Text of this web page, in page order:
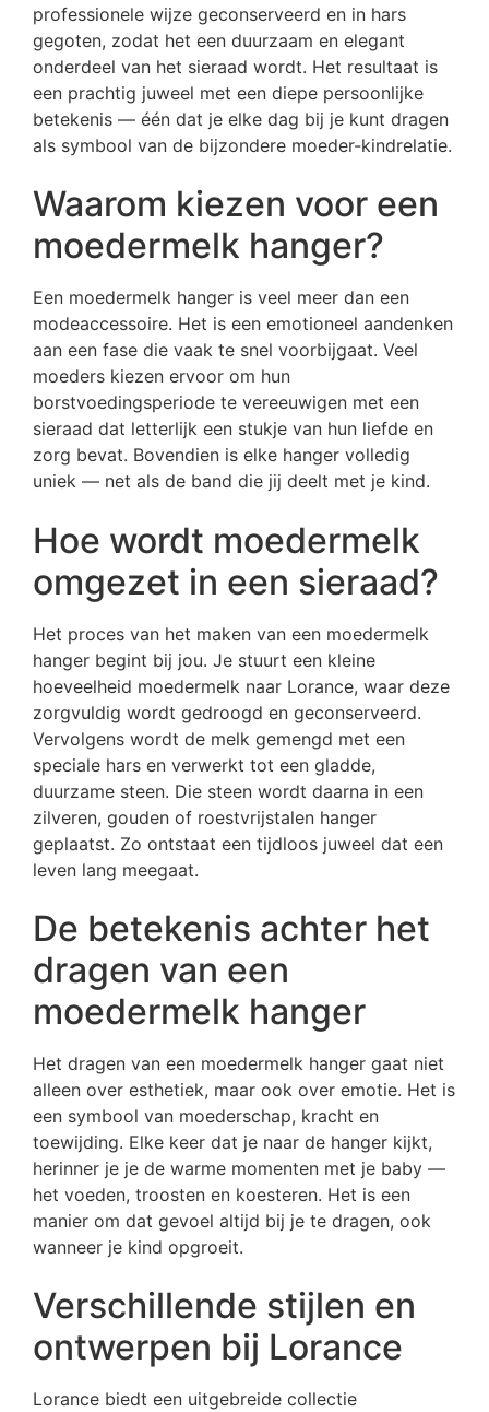
professionele wijze geconserveerd en in hars
gegoten, zodat het een duurzaam en elegant
onderdeel van het sieraad wordt. Het resultaat is
een prachtig juweel met een diepe persoonlijke
betekenis — één dat je elke dag bij je kunt dragen
als symbool van de bijzondere moeder-kindrelatie.
Waarom kiezen voor een
moedermelk hanger?
Een moedermelk hanger is veel meer dan een
modeaccessoire. Het is een emotioneel aandenken
aan een fase die vaak te snel voorbijgaat. Veel
moeders kiezen ervoor om hun
borstvoedingsperiode te vereeuwigen met een
sieraad dat letterlijk een stukje van hun liefde en
zorg bevat. Bovendien is elke hanger volledig
uniek — net als de band die jij deelt met je kind.
Hoe wordt moedermelk
omgezet in een sieraad?
Het proces van het maken van een moedermelk
hanger begint bij jou. Je stuurt een kleine
hoeveelheid moedermelk naar Lorance, waar deze
zorgvuldig wordt gedroogd en geconserveerd.
Vervolgens wordt de melk gemengd met een
speciale hars en verwerkt tot een gladde,
duurzame steen. Die steen wordt daarna in een
zilveren, gouden of roestvrijstalen hanger
geplaatst. Zo ontstaat een tijdloos juweel dat een
leven lang meegaat.
De betekenis achter het
dragen van een
moedermelk hanger
Het dragen van een moedermelk hanger gaat niet
alleen over esthetiek, maar ook over emotie. Het is
een symbool van moederschap, kracht en
toewijding. Elke keer dat je naar de hanger kijkt,
herinner je je de warme momenten met je baby —
het voeden, troosten en koesteren. Het is een
manier om dat gevoel altijd bij je te dragen, ook
wanneer je kind opgroeit.
Verschillende stijlen en
ontwerpen bij Lorance
Lorance biedt een uitgebreide collectie